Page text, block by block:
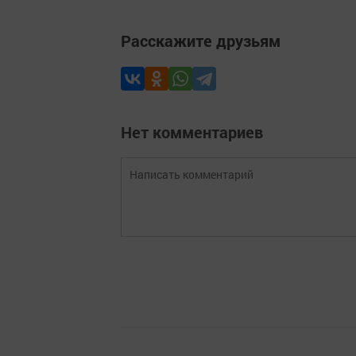
Расскажите друзьям
Нет комментариев